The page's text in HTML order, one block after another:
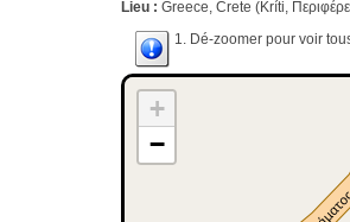
Lieu : Greece, Crete (Kríti,
1. Dé-zoomer pour voir
+
−